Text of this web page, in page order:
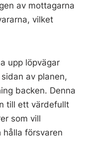
av mottagarna
vilket
upp löpvägar
av planen,
backen. Denna
till ett värdefullt
som vill
hålla försvaren